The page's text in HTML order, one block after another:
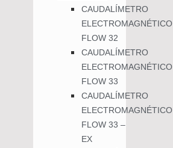
CAUDALÍMETRO
ELECTROMAGNÉTICO
FLOW 32
CAUDALÍMETRO
ELECTROMAGNÉTICO
FLOW 33
CAUDALÍMETRO
ELECTROMAGNÉTICO
FLOW 33 –
EX